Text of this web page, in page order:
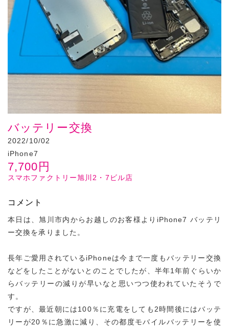
バッテリー交換
2022/10/02
iPhone7
7,700 円
スマホファクトリー旭川2・7ビル店
コメント
本日は、旭川市内からお越しのお客様よりiPhone7 バッテリ
ー交換を承りました。
長年ご愛用されているiPhoneは今まで一度もバッテリー交換
などをしたことがないとのことでしたが、半年1年前ぐらいか
らバッテリーの減りが早いなと思いつつ使われていたそうで
す。
ですが、最近朝には100％に充電をしても2時間後にはバッテ
リーが20％に急激に減り、その都度モバイルバッテリーを使